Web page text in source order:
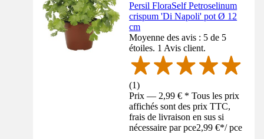
Persil FloraSelf Petroselinum
crispum 'Di Napoli' pot Ø 12
cm
Moyenne des avis : 5 de 5
étoiles. 1 Avis client.
(1)
Prix — 2,99 € * Tous les prix
affichés sont des prix TTC,
frais de livraison en sus si
nécessaire par pce2,99 €*/ pce